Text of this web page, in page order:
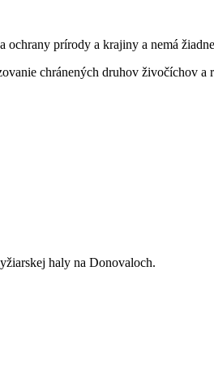
prírody a krajiny a nemá
chránených druhov živočíchov
haly na Donovaloch.